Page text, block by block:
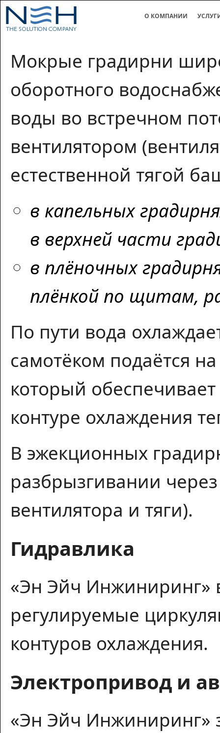
О КОМПАНИИ
Мокрые градирни
оборотного
воды во встречном
вентилятором
естественной тягой
в капельных
в верхней части
в плёночных
плёнкой по щитам,
По пути вода
самотёком подаётся
который
контуре охлаждения
В эжекционных
разбрызгивании
вентилятора и тяги).
Гидравлика
«Эн Эйч Инжиниринг»
регулируемые
контуров охлаждения.
Электропривод и
«Эн Эйч Инжиниринг»